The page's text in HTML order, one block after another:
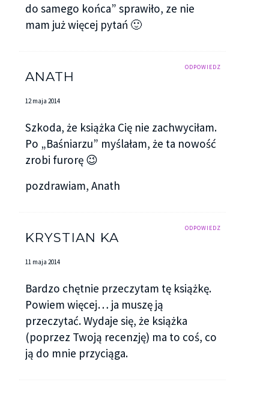
do samego końca” sprawiło, ze nie
mam już więcej pytań 🙂
ODPOWIEDZ
ANATH
12 maja 2014
Szkoda, że książka Cię nie zachwyciłam.
Po „Baśniarzu” myślałam, że ta nowość
zrobi furorę 😉
pozdrawiam, Anath
ODPOWIEDZ
KRYSTIAN KA
11 maja 2014
Bardzo chętnie przeczytam tę książkę.
Powiem więcej… ja muszę ją
przeczytać. Wydaje się, że książka
(poprzez Twoją recenzję) ma to coś, co
ją do mnie przyciąga.